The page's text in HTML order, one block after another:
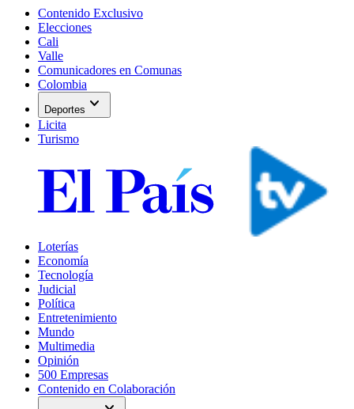
Contenido Exclusivo
Elecciones
Cali
Valle
Comunicadores en Comunas
Colombia
Deportes expand_more
Licita
Turismo
Loterías
Economía
Tecnología
Judicial
Política
Entretenimiento
Mundo
Multimedia
Opinión
500 Empresas
Contenido en Colaboración